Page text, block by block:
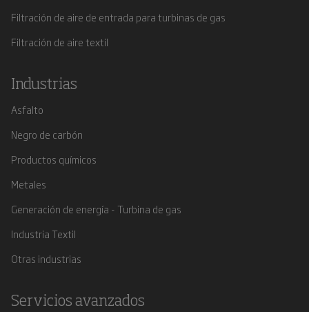
Filtración de aire de entrada para turbinas de gas
Filtración de aire textil
Industrias
Asfalto
Negro de carbón
Productos químicos
Metales
Generación de energía - Turbina de gas
Industria Textil
Otras industrias
Servicios avanzados